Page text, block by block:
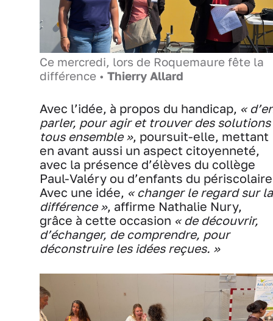
Ce mercredi, lors de Roquemaure fête la
différence • Thierry Allard
Avec l’idée, à propos du handicap, «
parler, pour agir et trouver des solutions
tous ensemble », poursuit-elle, mettant
en avant aussi un aspect citoyenneté,
avec la présence d’élèves du collège
Paul-Valéry ou d’enfants du
Avec une idée, « changer le regard sur la
différence », affirme Nathalie Nury,
grâce à cette occasion « de découvrir,
d’échanger, de comprendre, pour
déconstruire les idées reçues. »